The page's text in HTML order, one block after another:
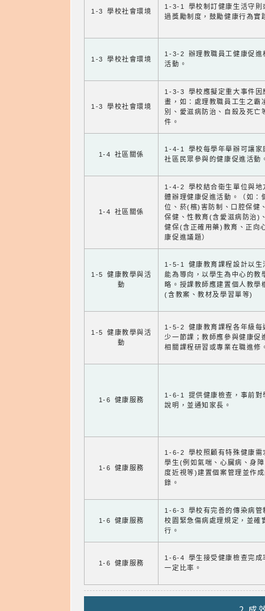
1-3 學校社會環境
1-3-1 學校制訂健康生活守則
過獎勵制度，鼓勵健康行為實
1-3 學校社會環境
1-3-2 辦理教職員工健康促進
活動。
1-3 學校社會環境
1-3-3 學校應擬定重大事件因
畫，如：處理教職員工生之霸
別、愛滋病防治、自殺及死亡
件。
1-4 社區關係
1-4-1 學校每學年舉辦可讓家
社區民眾參與的健康促進活動
1-4 社區關係
1-4-2 學校結合衛生單位與地
體辦理健康促進活動。（如：
位、菸(檳)害防制、口腔保健
保健、性教育(含愛滋病防治)
健保(含正確用藥)教育、正向
康促進議題）
1-5 健康教學與活
動
1-5-1 健康教育課程設計以生
能為導向，以學生為中心的教
略。授課教師應建置個人教學
(含教案、教材及學習單等)
1-5 健康教學與活
動
1-5-2 健康教育課程各年級每
少一節課；教師應參與健康促
相關課程研習或專業在職進修
1-6 健康服務
1-6-1 提供健康檢查，事前對
說明，並通知家長。
1-6 健康服務
1-6-2 學校照顧有特殊健康需
學生(例如氣喘、心臟病、身
度近視等)建置個案管理並作
錄。
1-6 健康服務
1-6-3 學校有完善的傳染病管
校園緊急傷病處理規定，並確
行。
1-6 健康服務
1-6-4 學生接受健康檢查完成
一定比率。